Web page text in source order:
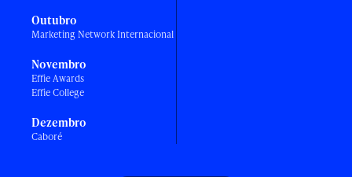
Outubro
Marketing Network Internacional
Novembro
Effie Awards
Effie College
Dezembro
Caboré